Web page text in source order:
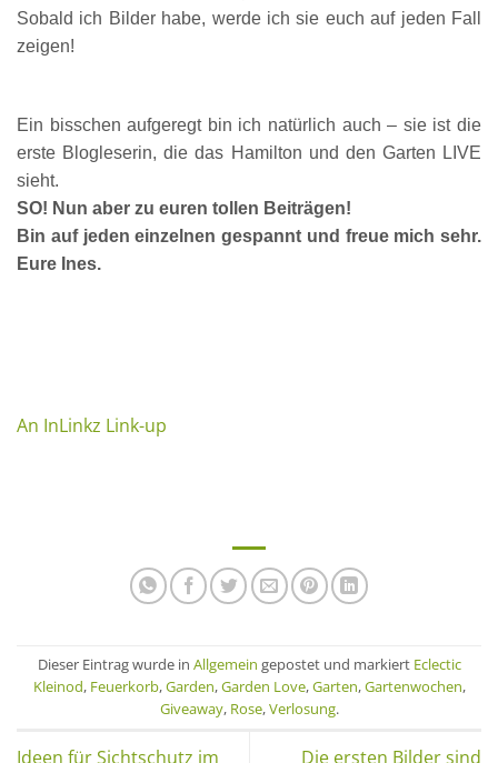
Sobald ich Bilder habe, werde ich sie euch auf jeden Fall
zeigen!
Ein bisschen aufgeregt bin ich natürlich auch – sie ist die
erste Blogleserin, die das Hamilton und den Garten LIVE
sieht.
SO! Nun aber zu euren tollen Beiträgen!
Bin auf jeden einzelnen gespannt und freue mich sehr.
Eure Ines.
An InLinkz Link-up
Dieser Eintrag wurde in Allgemein gepostet und markiert Eclectic
Kleinod, Feuerkorb,Garden,Garden Love,Garten,Gartenwochen,
Giveaway, Rose,Verlosung.
Ideen für Sichtschutz im Die ersten Bilder sind